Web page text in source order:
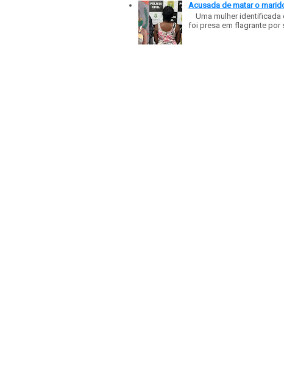
Acusada de matar o
Uma mulher identificada
foi presa em flagrante por